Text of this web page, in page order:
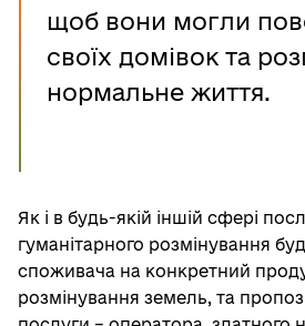
щоб вони могли
своїх домівок та
нормальне життя.
Як і в будь-якій іншій сфері
гуманітарного розмінування
споживача на конкретний
розмінування земель, та